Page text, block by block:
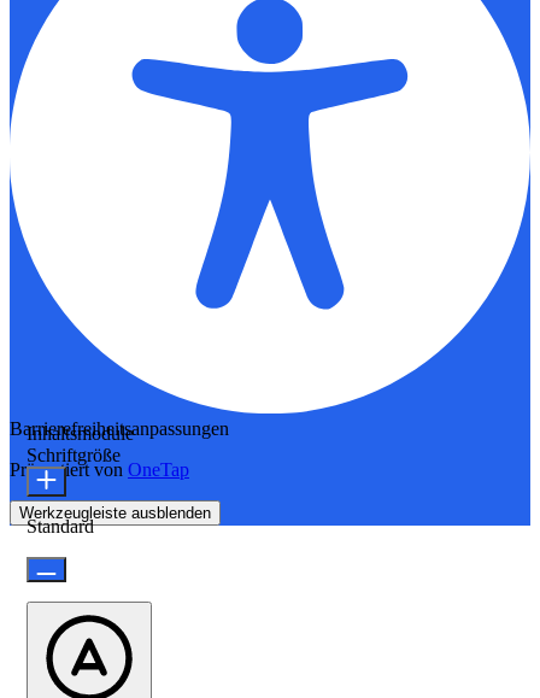
Barrierefreiheitsanpassungen
Präsentiert von OneTap
Werkzeugleiste ausblenden
Inhaltsmodule
Schriftgröße
Standard